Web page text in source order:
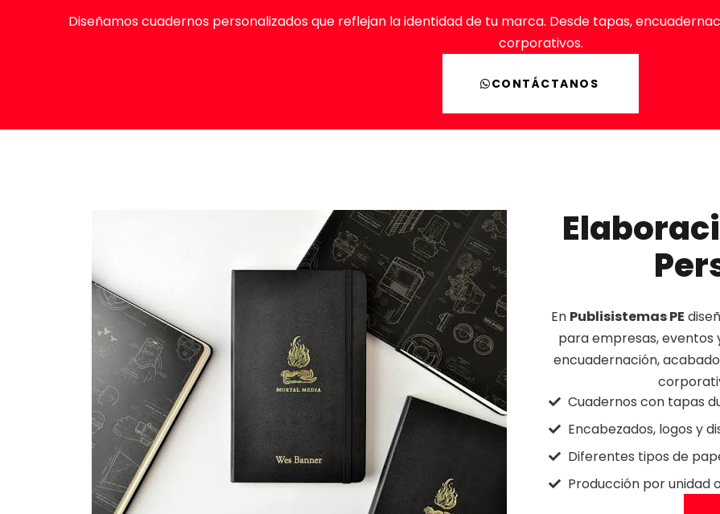
Diseñamos cuadernos personalizados que reflejan la identidad de tu marca. Desde tapas,
corporativos.
CONTÁCTANOS
En Publisistemas PE
para empresas, eventos
encuadernación,
Cuadernos con tapas
Encabezados, logos y
Diferentes tipos de
Producción por unidad